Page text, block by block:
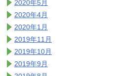
2020年5月
2020年4月
2020年1月
2019年11月
2019年10月
2019年9月